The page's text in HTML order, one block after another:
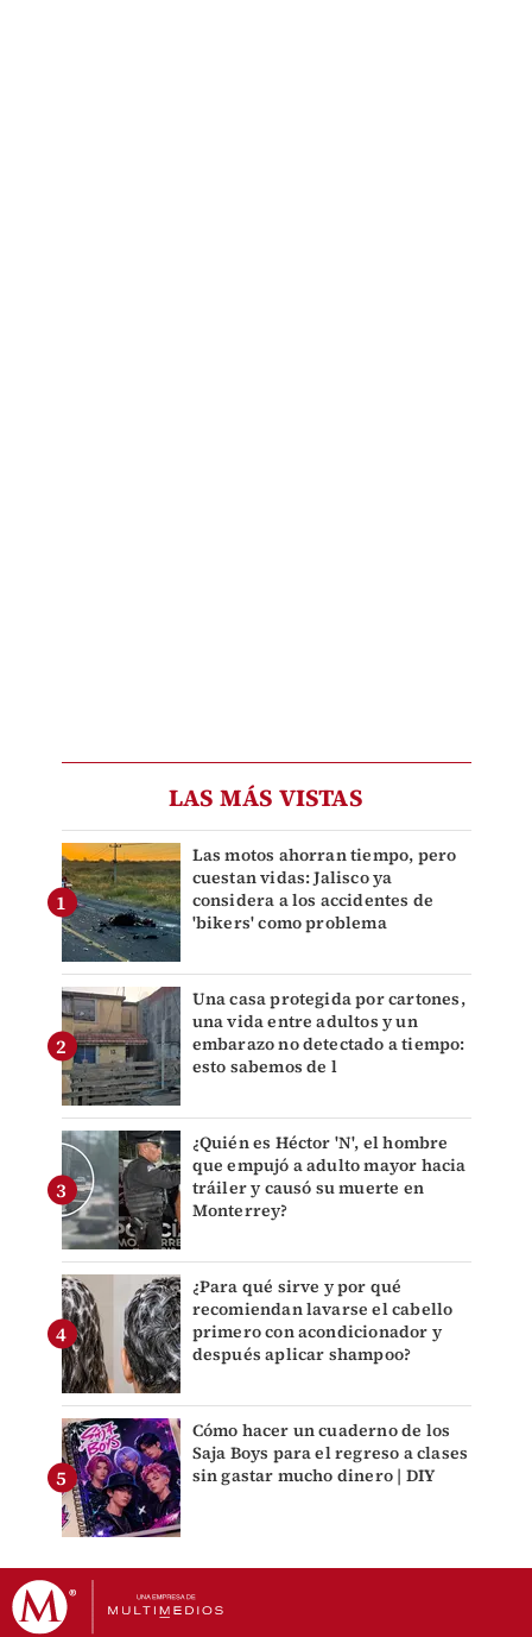
LAS MÁS VISTAS
Las motos ahorran tiempo, pero
cuestan vidas: Jalisco ya
considera a los accidentes de
'bikers' como problema
Una casa protegida por cartones,
una vida entre adultos y un
embarazo no detectado a tiempo:
esto sabemos de l
¿Quién es Héctor 'N', el hombre
que empujó a adulto mayor hacia
tráiler y causó su muerte en
Monterrey?
¿Para qué sirve y por qué
recomiendan lavarse el cabello
primero con acondicionador y
después aplicar shampoo?
Cómo hacer un cuaderno de los
Saja Boys para el regreso a clases
sin gastar mucho dinero | DIY